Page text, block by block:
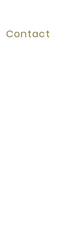
Contact